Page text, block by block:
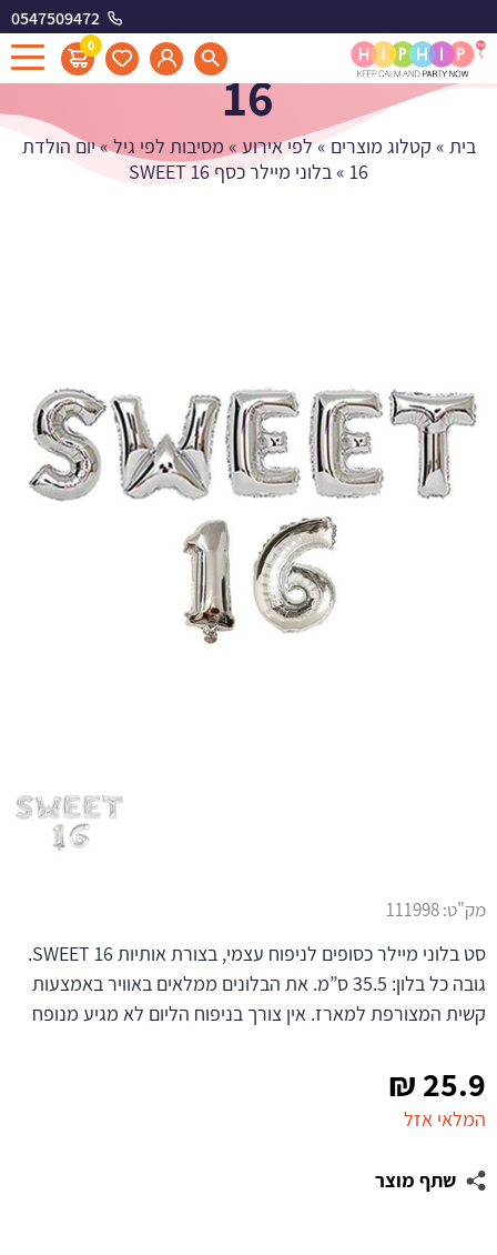
0547509472
0
בלוני מיילר כסף SWEET
16
בית » קטלוג מוצרים » לפי אירוע» מסיבות לפי גיל»יום הולדת
16
»בלוני מיילר כסף SWEET 16
25.9
₪
המלאי אזל
שתף מוצר
מק"ט:111998
סט בלוני מיילר כסופים לניפוח עצמי, בצורת אותיות SWEET 16.
גובה כל בלון: 35.5 ס”מ. את הבלונים ממלאים באוויר באמצעות
קשית המצורפת למארז. אין צורך בניפוח הליום לא מגיע מנופח